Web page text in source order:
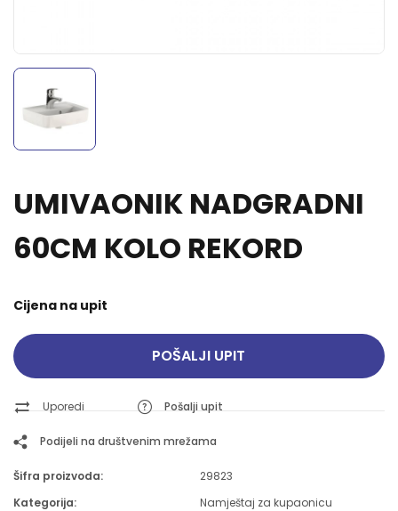
UMIVAONIK NADGRADNI
60CM KOLO REKORD
Cijena na upit
POŠALJI UPIT
Uporedi Pošalji upit
Podijeli na društvenim mrežama
Šifra proizvoda:
29823
Kategorija:
Namještaj za kupaonicu